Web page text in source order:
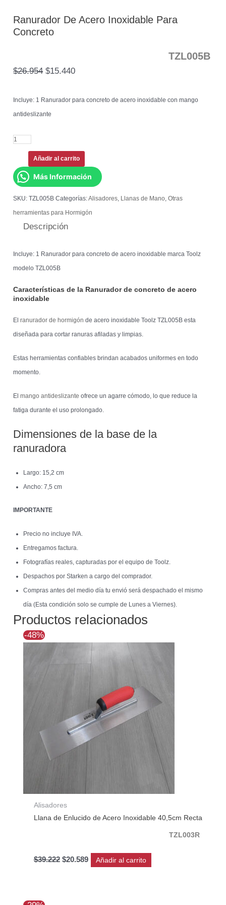
Ranurador De Acero Inoxidable Para
Concreto
TZL005B
$26.954 $15.440
Incluye: 1 Ranurador para concreto de acero inoxidable con mango
antideslizante
Añadir al carrito
Más Información
SKU:TZL005B Categorías:Alisadores, Llanas de Mano,Otras
herramientas para Hormigón
Descripción
Incluye: 1 Ranurador para concreto de acero inoxidable marca Toolz
modelo TZL005B
Características de la Ranurador de concreto de acero
inoxidable
Elranurador de hormigón de acero inoxidable Toolz TZL005B esta
diseñada para cortar ranuras afiladas y limpias.
Estas herramientas confiables brindan acabados uniformes en todo
momento.
Elmango antideslizante ofrece un agarre cómodo, lo que reduce la
fatiga durante el uso prolongado.
Dimensiones de la base de la
ranuradora
Largo: 15,2 cm
Ancho: 7,5 cm
IMPORTANTE
Precio no incluye IVA.
Entregamos factura.
Fotografías reales, capturadas por el equipo de Toolz.
Despachos por Starken a cargo del comprador.
Compras antes del medio día tu envió será despachado el mismo
día (Esta condición solo se cumple de Lunes a Viernes).
Productos relacionados
-48%
Alisadores
Llana de Enlucido de Acero Inoxidable 40,5cm Recta
TZL003R
$39.222
precio
$20.589
precio
Añadir al carrito